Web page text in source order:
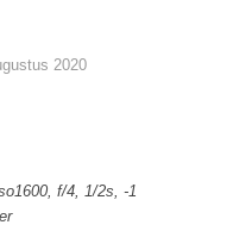
2020
f/4, 1/2s, -1